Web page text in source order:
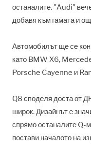
останалите. "Audi"
добавя към гамата и
Автомобилът ще се
като BMW X6,
Porsche Cayenne и
Q8 споделя доста от
широк. Дизайнът е
спрямо останалите Q-
постави началото на